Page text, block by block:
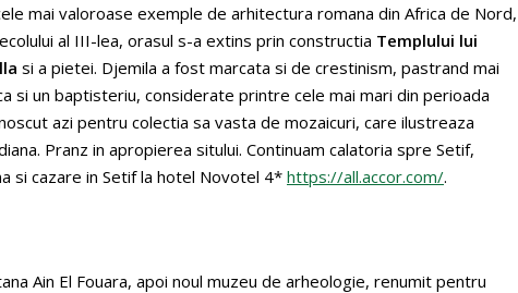
mai valoroase exemple de arhitectura romana din Africa de Nord,
al III-lea, orasul s-a extins prin constructia Templului lui
si a pietei. Djemila a fost marcata si de crestinism, pastrand mai
si un baptisteriu, considerate printre cele mai mari din perioada
azi pentru colectia sa vasta de mozaicuri, care ilustreaza
Pranz in apropierea sitului. Continuam calatoria spre Setif,
si cazare in Setif la hotel Novotel 4* https://all.accor.com/.
Ain El Fouara, apoi noul muzeu de arheologie, renumit pentru